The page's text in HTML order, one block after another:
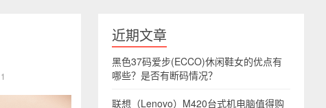
1
近期文章
黑色37码爱步(ECCO)休闲鞋女的优点有
哪些？是否有断码情况？
联想（Lenovo）M420台式机电脑值得购